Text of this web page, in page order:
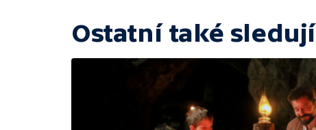
Ostatní také sledují